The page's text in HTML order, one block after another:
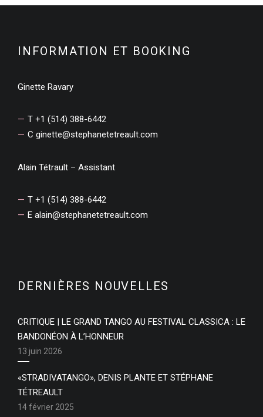
INFORMATION ET BOOKING
Ginette Ravary
T +1 (514) 388-6442
C ginette@stephanetetreault.com
Alain Tétrault – Assistant
T +1 (514) 388-6442
E alain@stephanetetreault.com
DERNIÈRES NOUVELLES
CRITIQUE | LE GRAND TANGO AU FESTIVAL CLASSICA : LE
BANDONÉON À L’HONNEUR
13 juin 2026
«STRADIVATANGO», DENIS PLANTE ET STÉPHANE
TÉTREAULT
14 février 2025